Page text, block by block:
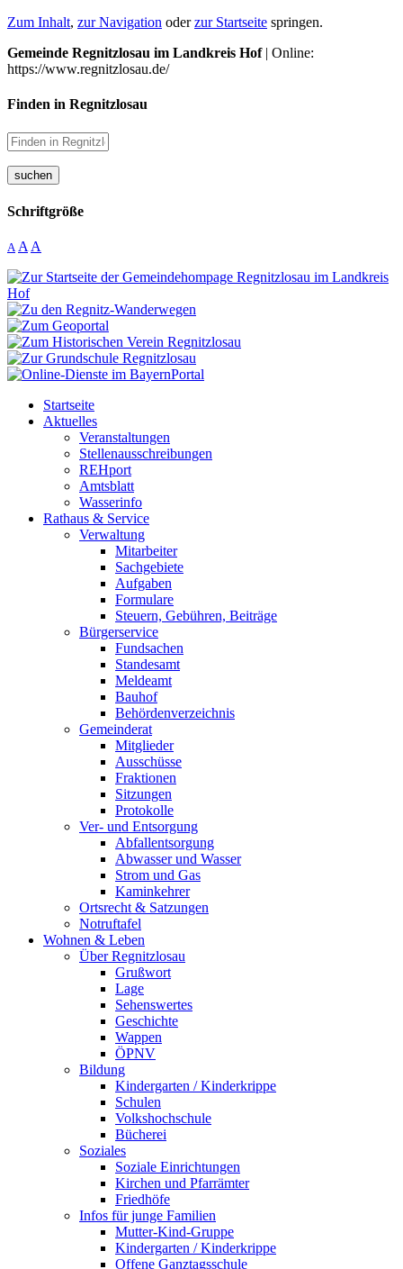
Zum Inhalt, zur Navigation oderzur Startseite springen.
Gemeinde Regnitzlosau im Landkreis Hof| Online:
https://www.regnitzlosau.de/
Finden in Regnitzlosau
suchen
Schriftgröße
A A A
Startseite
Aktuelles
Veranstaltungen
Stellenausschreibungen
REHport
Amtsblatt
Wasserinfo
Rathaus & Service
Verwaltung
Mitarbeiter
Sachgebiete
Aufgaben
Formulare
Steuern, Gebühren, Beiträge
Bürgerservice
Fundsachen
Standesamt
Meldeamt
Bauhof
Behördenverzeichnis
Gemeinderat
Mitglieder
Ausschüsse
Fraktionen
Sitzungen
Protokolle
Ver- und Entsorgung
Abfallentsorgung
Abwasser und Wasser
Strom und Gas
Kaminkehrer
Ortsrecht & Satzungen
Notruftafel
Wohnen & Leben
Über Regnitzlosau
Grußwort
Lage
Sehenswertes
Geschichte
Wappen
ÖPNV
Bildung
Kindergarten / Kinderkrippe
Schulen
Volkshochschule
Bücherei
Soziales
Soziale Einrichtungen
Kirchen und Pfarrämter
Friedhöfe
Infos für junge Familien
Mutter-Kind-Gruppe
Kindergarten / Kinderkrippe
Offene Ganztagsschule